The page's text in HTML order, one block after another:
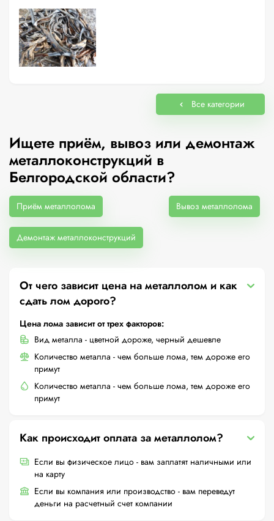
Все категории
Ищете приём, вывоз или демонтаж
металлоконструкций в
Белгородской области?
Приём металлолома Вывоз металлолома
Демонтаж металлоконструкций
От чего зависит цена на металлолом и как
сдать лом дорого?
Цена лома зависит от трех факторов:
Вид металла - цветной дороже, черный дешевле
Количество металла - чем больше лома, тем дороже его
примут
Количество металла - чем больше лома, тем дороже его
примут
Как происходит оплата за металлолом?
Если вы физическое лицо - вам заплатят наличными или
на карту
Если вы компания или производство - вам переведут
деньги на расчетный счет компании